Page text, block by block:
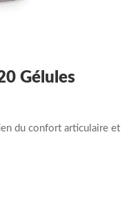
Gélules
du confort articulaire et